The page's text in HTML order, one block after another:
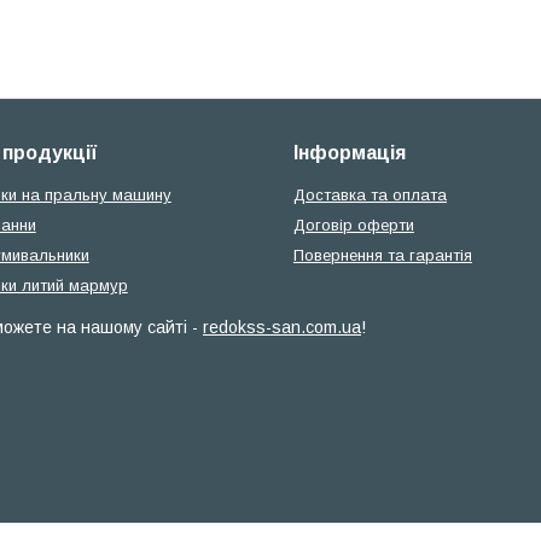
на пральну машину
литий мармур
Інформація
Доставка та оплата
Договір оферти
Повернення та гарантія
на нашому сайті - redokss-san.com.ua!